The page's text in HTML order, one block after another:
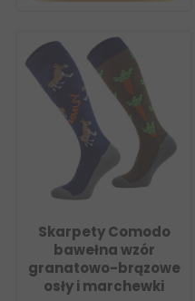
Skarpety Comodo
bawełna wzór
granatowo-brązowe
osły i marchewki